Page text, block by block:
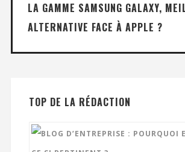
LA GAMME SAMSUNG GALAXY,
ALTERNATIVE FACE À APPLE ?
TOP DE LA RÉDACTION